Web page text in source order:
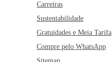
Carreiras
Sustentabilidade
Gratuidades e Meia Tarifa
Compre pelo WhatsApp